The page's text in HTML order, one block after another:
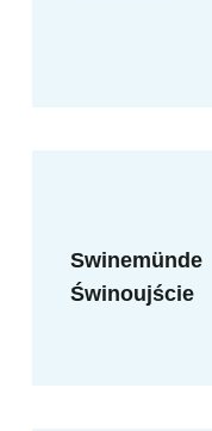
Swinemünde
Świnoujście